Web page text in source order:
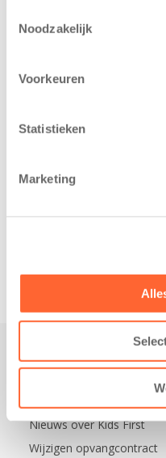
Noodzakelijk
Voorkeuren
Statistieken
Marketing
2026 – Kinderen
van BSO De
Eelde trainden
voor de Kids First
Nieuws over Kids First
Wijzigen opvangcontract